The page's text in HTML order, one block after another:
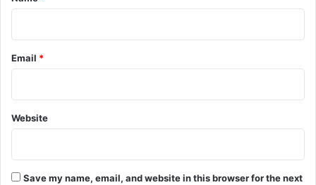
Email *
Website
Save my name, email, and website in this browser for the next